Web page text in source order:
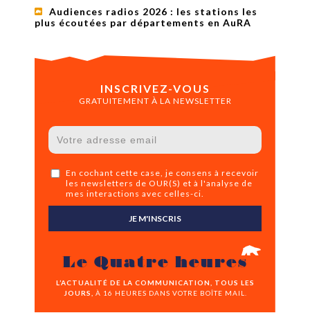
Audiences radios 2026 : les stations les
plus écoutées par départements en AuRA
INSCRIVEZ-VOUS
GRATUITEMENT À LA NEWSLETTER
En cochant cette case, je consens à recevoir
les newsletters de OUR(S) et à l'analyse de
mes interactions avec celles-ci.
JE M'INSCRIS
Le Quatre heures
L’ACTUALITÉ DE LA COMMUNICATION, TOUS LES
JOURS,
À 16 HEURES DANS VOTRE BOÎTE MAIL.